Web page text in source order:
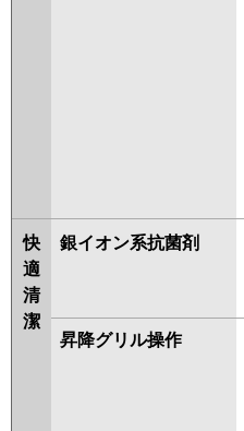
快
適
清
潔
銀イオン系抗菌剤
昇降グリル操作